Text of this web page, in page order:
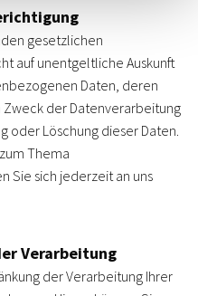
gesetzlichen
auf unentgeltliche Auskunft
Daten, deren
der Datenverarbeitung
oder Löschung dieser Daten.
Thema
Sie sich jederzeit an uns
Verarbeitung
der Verarbeitung Ihrer